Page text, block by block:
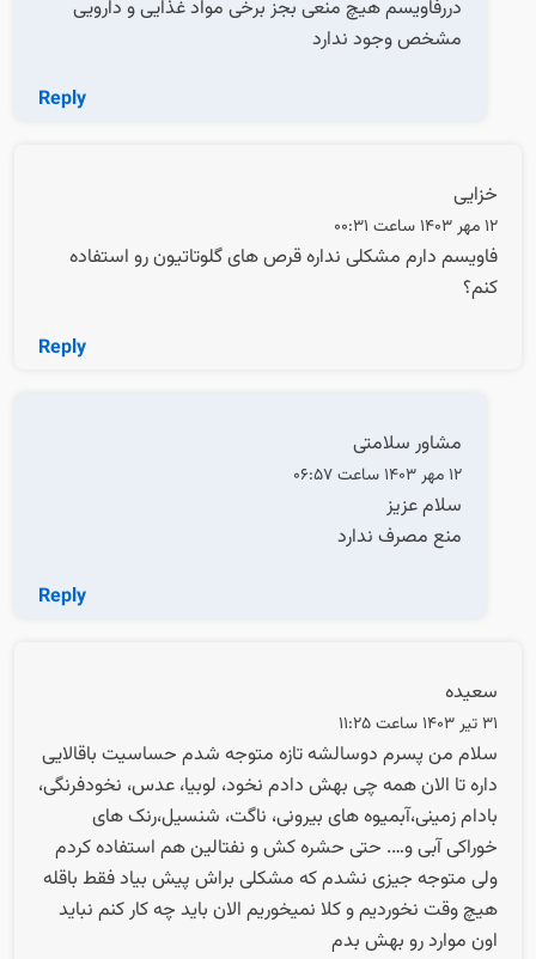
دررفاویسم هیچ منعی بجز برخی مواد غذایی و دارویی
مشخص وجود ندارد
Reply
خزایی
12 مهر 1403 ساعت 00:31
فاویسم دارم مشکلی نداره قرص های گلوتاتیون رو استفاده
کنم؟
Reply
مشاور سلامتی
12 مهر 1403 ساعت 06:57
سلام عزیز
منع مصرف ندارد
Reply
سعیده
31 تیر 1403 ساعت 11:25
سلام من پسرم دوسالشه تازه متوجه شدم حساسیت باقالایی
داره تا الان همه چی بهش دادم نخود، لوبیا، عدس، نخودفرنگی،
بادام زمینی،آبمیوه های بیرونی، ناگت، شنسیل،رنک های
خوراکی آبی و…. حتی حشره کش و نفتالین هم استفاده کردم
ولی متوجه جیزی نشدم که مشکلی براش پیش بیاد فقط باقله
هیچ وقت نخوردیم و کلا نمیخوریم الان باید چه کار کنم نباید
اون موارد رو بهش بدم